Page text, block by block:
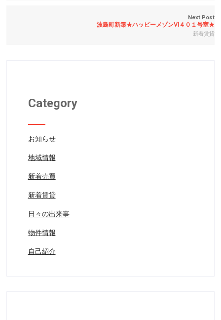
Next Post
波島町新築★ハッピーメゾンⅥ４０１号室★
新着賃貸
Category
お知らせ
地域情報
新着売買
新着賃貸
日々の出来事
物件情報
自己紹介